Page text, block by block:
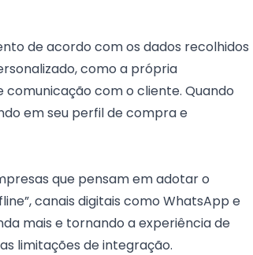
de acordo com os dados recolhidos
, como a própria
com o cliente. Quando
em seu perfil de compra e
que pensam em adotar o
canais digitais como WhatsApp e
mais e tornando a experiência de
limitações de integração.